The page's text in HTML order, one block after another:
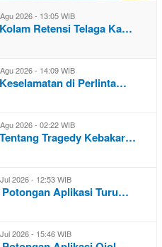
2026 - 13:05 WIB
Retensi Telaga Ka…
2026 - 14:09 WIB
di Perlinta…
2026 - 02:22 WIB
Tragedy Kebakar…
2026 - 12:53 WIB
Potongan Aplikasi Turu…
2026 - 15:46 WIB